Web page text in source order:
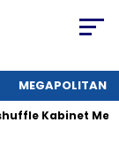
MEGAPOLITAN
Merah